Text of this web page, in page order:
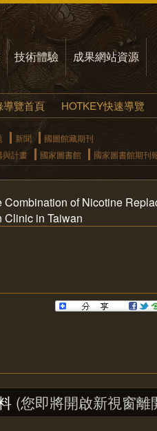
技術體驗 成果網站資源
導覽首頁 HOTKEY快速導覽
新聞
國圖館藏期刊
與計畫 國家圖書館 國家圖書館期刊
Combination of Nicotine
Clinic in Taiwan
(您即將開啟新視窗離